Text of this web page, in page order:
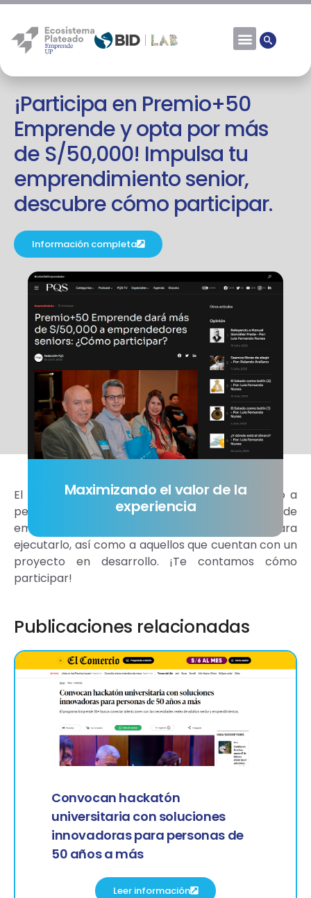
¡Participa en Premio+50
Emprende y opta por más
de S/50,000! Impulsa tu
emprendimiento senior,
descubre cómo participar.
Información completa
Maximizando el valor de la
experiencia
El concurso Premios +50Emprende está dirigido a
personas de 50 años o más con una idea de
emprendimiento que necesite financiación para
ejecutarlo, así como a aquellos que cuentan con un
proyecto en desarrollo. ¡Te contamos cómo
participar!
Publicaciones relacionadas
Convocan hackatón
universitaria con soluciones
innovadoras para personas de
50 años a más
Leer información